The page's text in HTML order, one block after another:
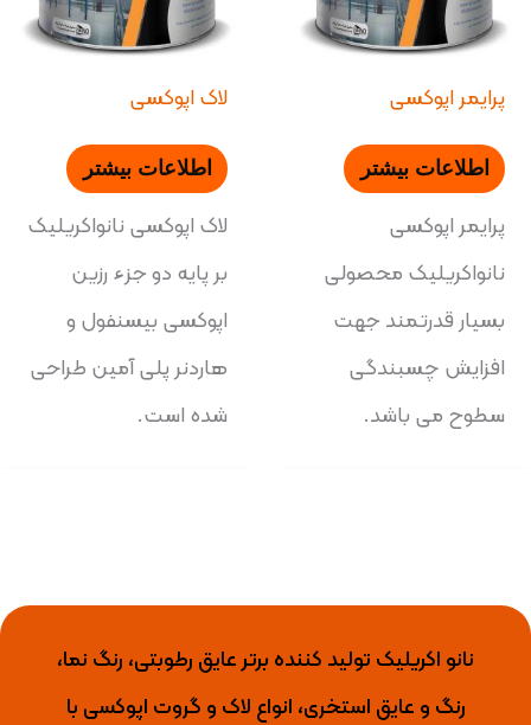
پرایمر اپوکسی
اطلاعات بیشتر
پرایمر اپوکسی
نانواکریلیک محصولی
بسیار قدرتمند جهت
افزایش چسبندگی
سطوح می باشد.
لاک اپوکسی
اطلاعات بیشتر
لاک اپوکسی نانواکریلیک
بر پایه دو جزء رزین
اپوکسی بیسنفول و
هاردنر پلی آمین طراحی
شده است.
نانو اکریلیک تولید کننده برتر عایق رطوبتی، رنگ نما،
رنگ و عایق استخری، انواع لاک و گروت اپوکسی با